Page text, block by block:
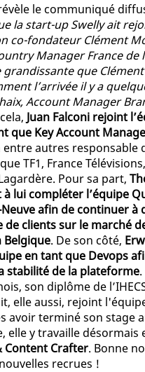
le communiqué
la start-up Swelly ait
co-fondateur Clément
Manager France de
grandissante que
l’arrivée il y a
Account Manager
Juan Falconi rejoint
que Key Account
autres responsable
TF1, France
Pour sa part,
lui compléter l’équipe
Neuve afin de continuer à
de clients sur le marché
Belgique. De son côté,
en tant que Devops
stabilité de la plateforme
son diplôme de
elle aussi, rejoint
avoir terminé son stage
elle y travaille désormais
Content Crafter. Bonne
recrues !